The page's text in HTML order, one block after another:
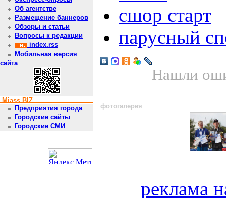
Об агентстве
Размещение баннеров
Обзоры и статьи
Вопросы к редакции
index.rss
Мобильная версия
сайта
Miass.BIZ
Предприятия города
Городские сайты
Городские СМИ
сшор старт
парусный
Нашли
фотогалерея
реклама